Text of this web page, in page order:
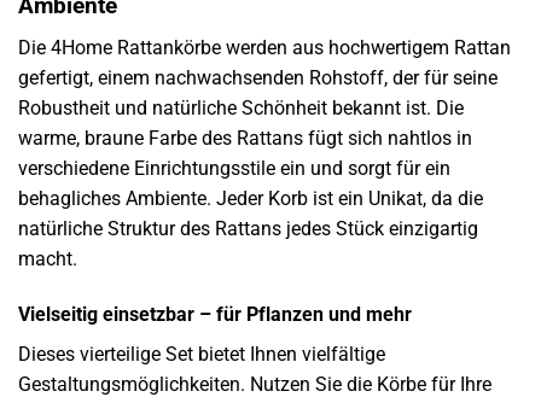
Ambiente
Die 4Home Rattankörbe werden aus hochwertigem Rattan
gefertigt, einem nachwachsenden Rohstoff, der für seine
Robustheit und natürliche Schönheit bekannt ist. Die
warme, braune Farbe des Rattans fügt sich nahtlos in
verschiedene Einrichtungsstile ein und sorgt für ein
behagliches Ambiente. Jeder Korb ist ein Unikat, da die
natürliche Struktur des Rattans jedes Stück einzigartig
macht.
Vielseitig einsetzbar – für Pflanzen und mehr
Dieses vierteilige Set bietet Ihnen vielfältige
Gestaltungsmöglichkeiten. Nutzen Sie die Körbe für Ihre